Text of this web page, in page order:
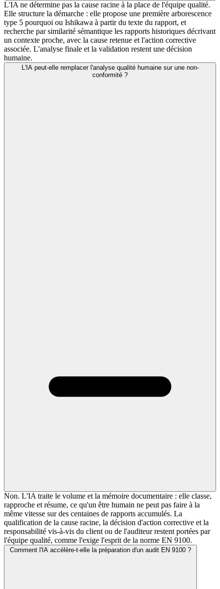
L'IA ne détermine pas la cause racine à la place de l'équipe qualité.
Elle structure la démarche : elle propose une première arborescence
type 5 pourquoi ou Ishikawa à partir du texte du rapport, et
recherche par similarité sémantique les rapports historiques décrivant
un contexte proche, avec la cause retenue et l'action corrective
associée. L'analyse finale et la validation restent une décision
humaine.
L'IA peut-elle remplacer l'analyse qualité humaine sur une non-
conformité ?
Non. L'IA traite le volume et la mémoire documentaire : elle classe,
rapproche et résume, ce qu'un être humain ne peut pas faire à la
même vitesse sur des centaines de rapports accumulés. La
qualification de la cause racine, la décision d'action corrective et la
responsabilité vis-à-vis du client ou de l'auditeur restent portées par
l'équipe qualité, comme l'exige l'esprit de la norme EN 9100.
Comment l'IA accélère-t-elle la préparation d'un audit EN 9100 ?